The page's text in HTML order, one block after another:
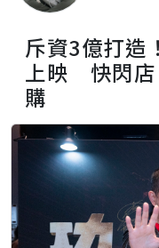
斥資3億打造
上映 快閃店
購